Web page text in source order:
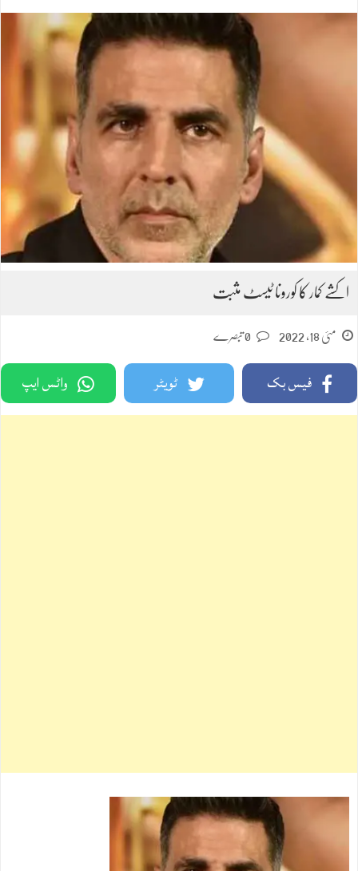
اکشے کمار کا کورونا ٹیسٹ مثبت
مئی 18, 2022
فیس بک ٹویٹر واٹس ایپ